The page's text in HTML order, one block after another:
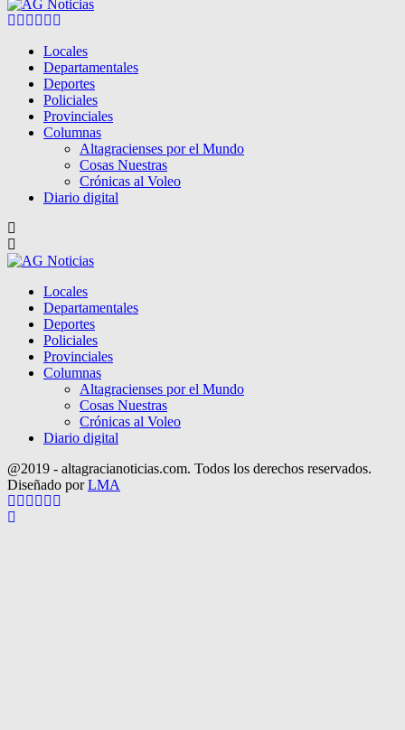
Facebook
Twitter
Instagram
Pinterest
Google
Locales
Departamentales
Deportes
Policiales
Provinciales
Columnas
Altagracienses por el Mundo
Cosas Nuestras
Crónicas al Voleo
Diario digital
Locales
Departamentales
Deportes
Policiales
Provinciales
Columnas
Altagracienses por el Mundo
Cosas Nuestras
Crónicas al Voleo
Diario digital
@2019 - altagracianoticias.com. Todos los derechos reservados.
Diseñado porLMA
Facebook
Twitter
Instagram
Pinterest
Google